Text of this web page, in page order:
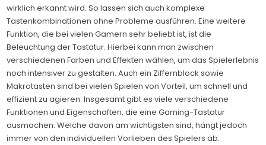
wirklich erkannt wird. So lassen sich auch komplexe
Tastenkombinationen ohne Probleme ausführen. Eine weitere
Funktion, die bei vielen Gamern sehr beliebt ist, ist die
Beleuchtung der Tastatur. Hierbei kann man zwischen
verschiedenen Farben und Effekten wählen, um das Spielerlebnis
noch intensiver zu gestalten. Auch ein Ziffernblock sowie
Makrotasten sind bei vielen Spielen von Vorteil, um schnell und
effizient zu agieren. Insgesamt gibt es viele verschiedene
Funktionen und Eigenschaften, die eine Gaming-Tastatur
ausmachen. Welche davon am wichtigsten sind, hängt jedoch
immer von den individuellen Vorlieben des Spielers ab.